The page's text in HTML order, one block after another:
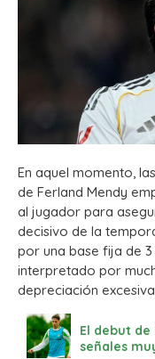
En aquel momento,
de Ferland Mendy
al jugador para
decisivo de la
por una base fija de
interpretado por
depreciación excesiva.
El debut de
señales